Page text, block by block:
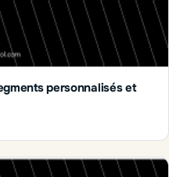
personnalisés et